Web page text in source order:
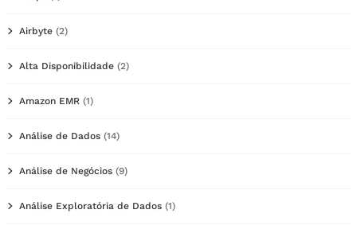
Airbyte (2)
Alta Disponibilidade (2)
Amazon EMR (1)
Análise de Dados (14)
Análise de Negócios (9)
Análise Exploratória de Dados (1)